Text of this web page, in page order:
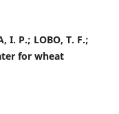
I. P.; LOBO, T. F.;
for wheat